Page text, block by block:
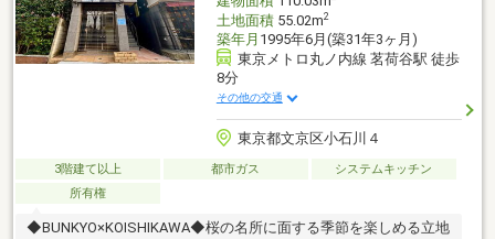
土地面積55.02m2
築年月 1995年6月(築31年3ヶ月)
東京メトロ丸ノ内線 茗荷谷駅 徒歩
8分
その他の交通
東京都文京区小石川４
3階建て以上 都市ガス
システムキッチン
所有権
◆BUNKYO×KOISHIKAWA◆桜の名所に面する季節を楽しめる立地